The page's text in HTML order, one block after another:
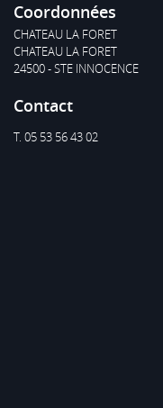
Coordonnées
CHATEAU LA FORET
CHATEAU LA FORET
24500 - STE INNOCENCE
Contact
T. 05 53 56 43 02